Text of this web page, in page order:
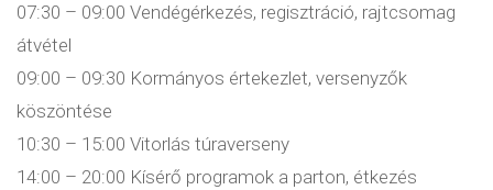
07:30 – 09:00 Vendégérkezés, regisztráció, rajtcsomag
átvétel
09:00 – 09:30 Kormányos értekezlet, versenyzők
köszöntése
10:30 – 15:00 Vitorlás túraverseny
14:00 – 20:00 Kísérő programok a parton, étkezés